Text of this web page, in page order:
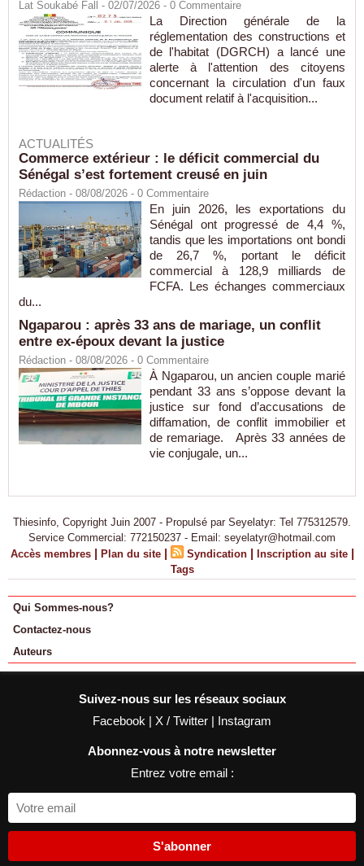
Lat Soukabé Fall - 02/07/2026 - 0 Commentaire
La Direction générale de la
réglementation des constructions et
de l'habitat (DGRCH) a lancé une
alerte à l'attention des citoyens
concernant la circulation d'un faux
document relatif à l'acquisition...
ACTUALITÉS
Commerce extérieur : le déficit commercial du
Sénégal s’est fortement creusé en juin
Rédaction - 08/08/2026 - 0 Commentaire
En juin 2026, les exportations du
Sénégal ont progressé de 4,4 %,
tandis que les importations ont bondi
de 26,7 %, portant le déficit
commercial à 128,9 milliards de
FCFA. Les échanges commerciaux
du...
Ngaparou : après 33 ans de mariage, un conflit
entre ex-époux devant la justice
Rédaction - 08/08/2026 - 0 Commentaire
À Ngaparou, un ancien couple marié
pendant 33 ans s’oppose devant la
justice sur fond d’accusations de
diffamation, de conflit immobilier et
de remariage. Après 33 années de
vie conjugale, un...
Thiesinfo, Copyright Juin 2007 - Propulsé par Seyelatyr: Tel 775312579.
Service Commercial: 772150237 - Email: seyelatyr@hotmail.com
Accès membres | Plan du site | Syndication | Inscription au site |
Tags
Qui Sommes-nous?
Contactez-nous
Auteurs
Suivez-nous sur les réseaux sociaux
Facebook | X / Twitter | Instagram
Abonnez-vous à notre newsletter
Entrez votre email :
S'abonner